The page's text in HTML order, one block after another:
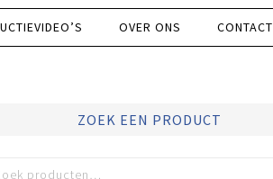
OVER ONS CONTACT
ZOEK EEN PRODUCT